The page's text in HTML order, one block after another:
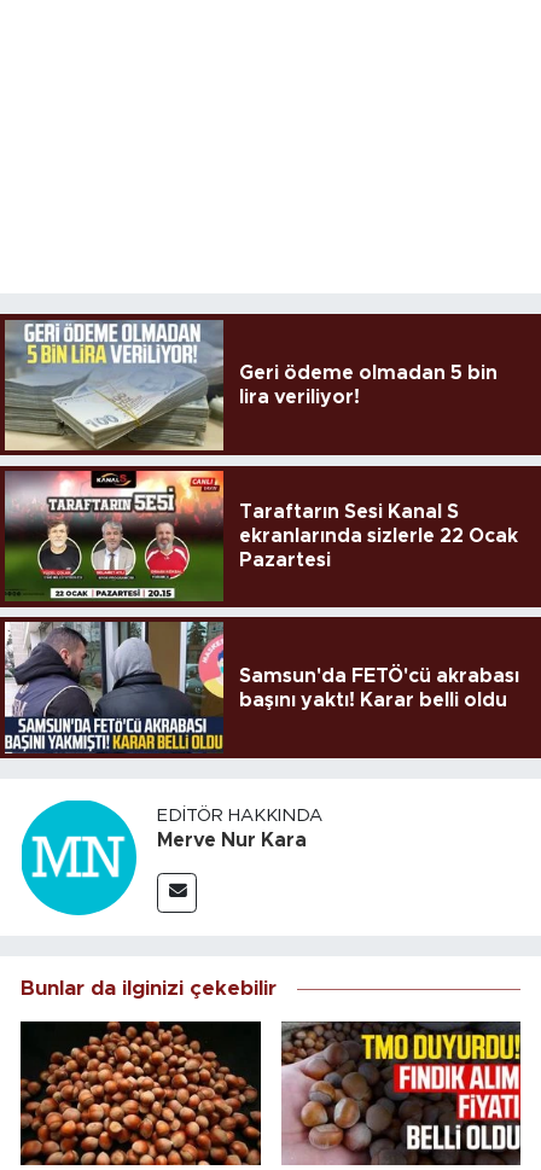
Geri ödeme olmadan 5 bin
lira veriliyor!
Taraftarın Sesi Kanal S
ekranlarında sizlerle 22 Ocak
Pazartesi
Samsun'da FETÖ'cü akrabası
başını yaktı! Karar belli oldu
EDITÖR HAKKINDA
Merve Nur Kara
Bunlar da ilginizi çekebilir